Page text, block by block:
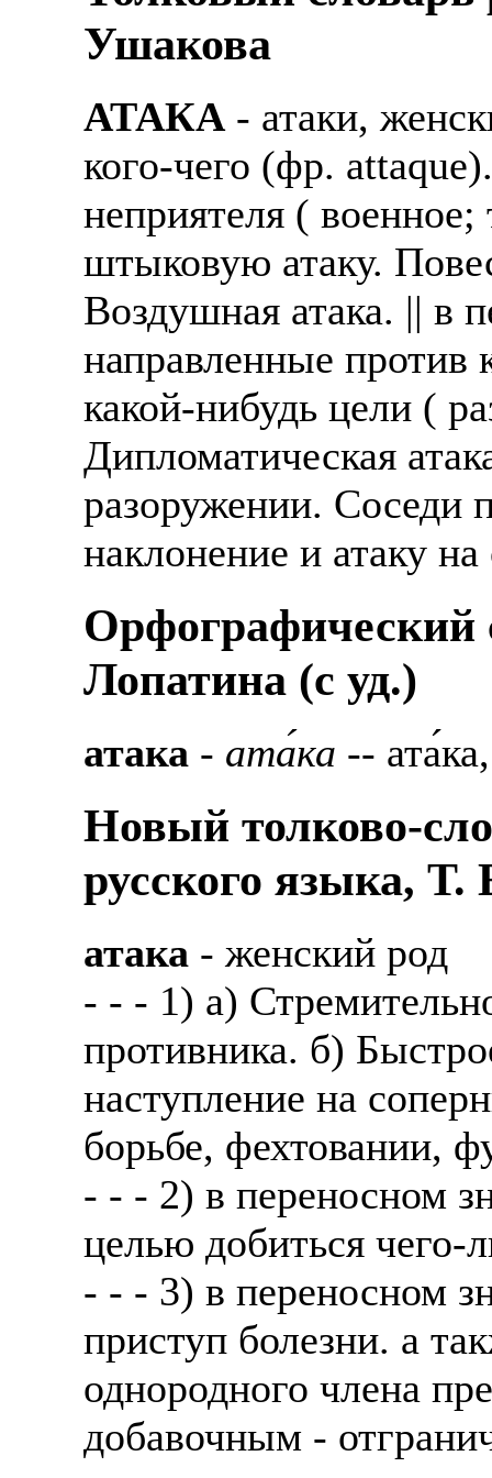
Ушакова
АТАКА - атаки,
кого-чего (фр.
неприятеля (
штыковую атаку.
Воздушная атака. || в
направленные против
какой-нибудь цели (
Дипломатическая
разоружении. Соседи
наклонение и атаку
Орфографический
Лопатина (c уд.)
атака - ата́ка --
Новый толково-
русского языка,
атака - женский род
- - - 1) а)
противника. б)
наступление на
борьбе, фехтовании,
- - - 2) в переносном
целью добиться чего-
- - - 3) в переносном
приступ болезни. а
однородного члена
добавочным -